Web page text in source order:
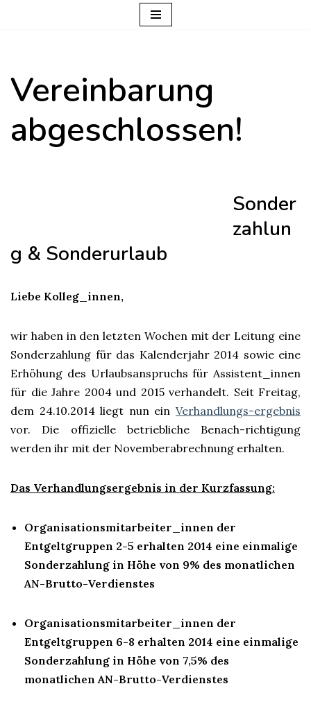
springen
Vereinbarung
abgeschlossen!
Sonder
zahlun
g & Sonderurlaub
Liebe Kolleg_innen,
wir haben in den letzten Wochen mit der Leitung eine
Sonderzahlung für das Kalenderjahr 2014 sowie eine
Erhöhung des Urlaubsanspruchs für Assistent_innen
für die Jahre 2004 und 2015 verhandelt. Seit Freitag,
dem 24.10.2014 liegt nun ein Verhandlungs-ergebnis
vor. Die offizielle betriebliche Benach-richtigung
werden ihr mit der Novemberabrechnung erhalten.
Das Verhandlungsergebnis in der Kurzfassung:
Organisationsmitarbeiter_innen der
Entgeltgruppen 2-5 erhalten 2014 eine einmalige
Sonderzahlung in Höhe von 9% des monatlichen
AN-Brutto-Verdienstes
Organisationsmitarbeiter_innen der
Entgeltgruppen 6-8 erhalten 2014 eine einmalige
Sonderzahlung in Höhe von 7,5% des
monatlichen AN-Brutto-Verdienstes